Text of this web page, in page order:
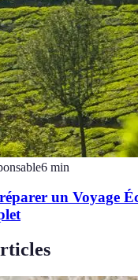
6 min
un Voyage